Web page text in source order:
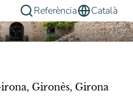
Referència
Català
Gironès, Girona